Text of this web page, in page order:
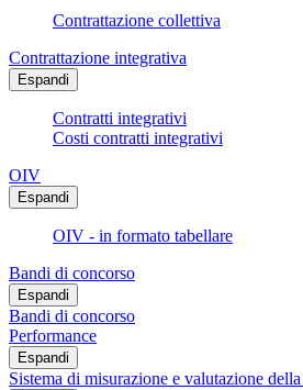
Contrattazione collettiva
Contrattazione integrativa
Espandi
Contratti integrativi
Costi contratti integrativi
OIV
Espandi
OIV - in formato tabellare
Bandi di concorso
Espandi
Bandi di concorso
Performance
Espandi
Sistema di misurazione e valutazione